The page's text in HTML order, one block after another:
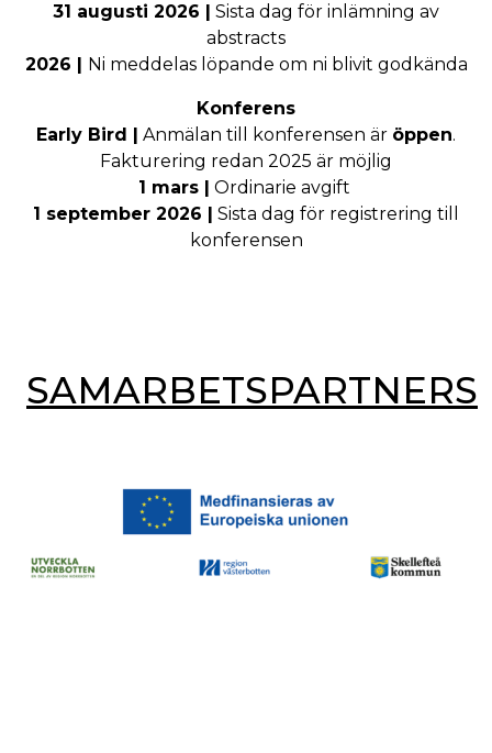
31 augusti 2026 | Sista dag för inlämning av
abstracts
2026 | Ni meddelas löpande om ni blivit godkända
Konferens
Early Bird | Anmälan till konferensen är öppen.
Fakturering redan 2025 är möjlig
1 mars | Ordinarie avgift
1 september 2026 | Sista dag för registrering till
konferensen
SAMARBETSPARTNERS